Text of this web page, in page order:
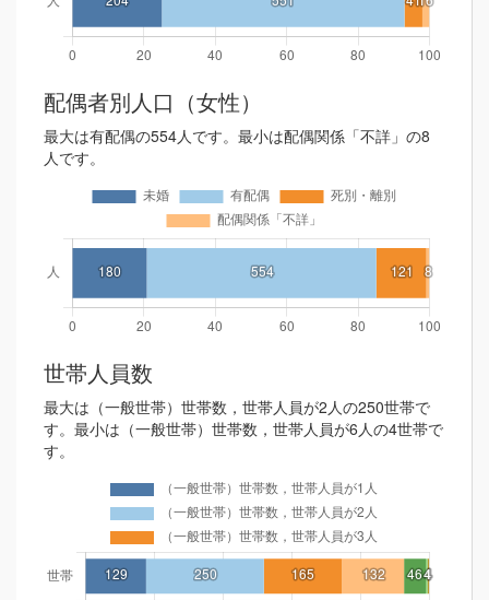
配偶者別人口（女性）
最大は有配偶の554人です。最小は配偶関係「不詳」の8
人です。
世帯人員数
最大は（一般世帯）世帯数，世帯人員が2人の250世帯で
す。最小は（一般世帯）世帯数，世帯人員が6人の4世帯で
す。